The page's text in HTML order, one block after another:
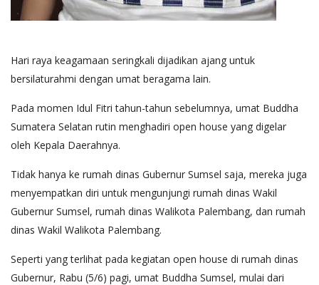
Hari raya keagamaan seringkali dijadikan ajang untuk
bersilaturahmi dengan umat beragama lain.
Pada momen Idul Fitri tahun-tahun sebelumnya, umat Buddha
Sumatera Selatan rutin menghadiri open house yang digelar
oleh Kepala Daerahnya.
Tidak hanya ke rumah dinas Gubernur Sumsel saja, mereka juga
menyempatkan diri untuk mengunjungi rumah dinas Wakil
Gubernur Sumsel, rumah dinas Walikota Palembang, dan rumah
dinas Wakil Walikota Palembang.
Seperti yang terlihat pada kegiatan open house di rumah dinas
Gubernur, Rabu (5/6) pagi, umat Buddha Sumsel, mulai dari